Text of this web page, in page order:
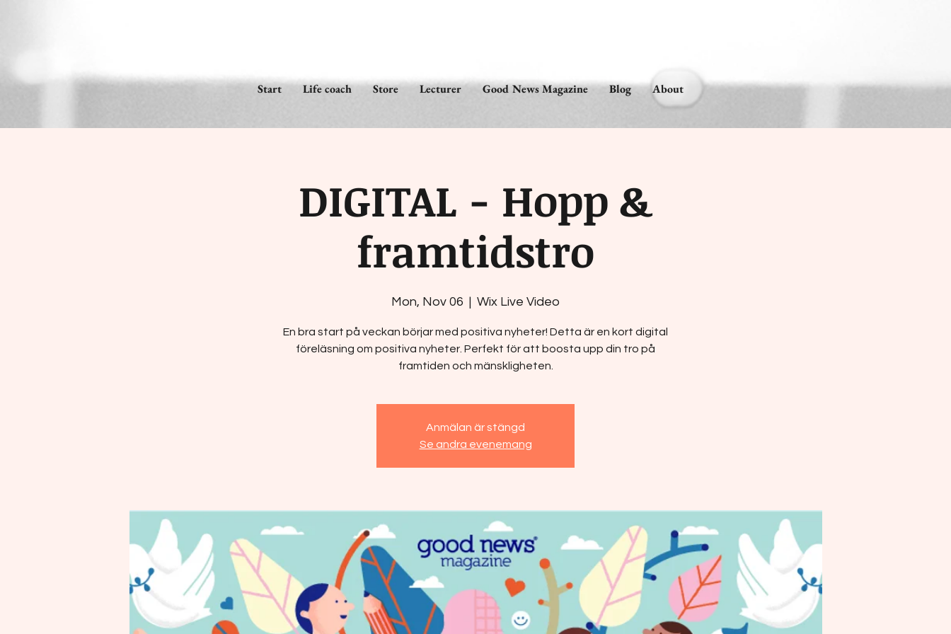
Start Life coach Store Lecturer Good News Magazine Blog About
DIGITAL - Hopp &
framtidstro
Mon, Nov 06
  |
Wix Live Video
En bra start på veckan börjar med positiva nyheter! Detta är en kort digital
föreläsning om positiva nyheter. Perfekt för att boosta upp din tro på
framtiden och mänskligheten.
Anmälan är stängd
Se andra evenemang